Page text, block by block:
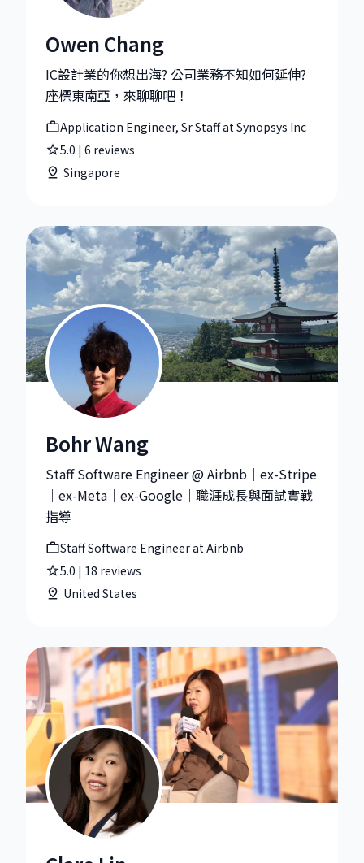
Owen Chang|Application Engineer, Sr Staff at
Owen Chang
IC設計業的你想出海? 公司業務不知如何延伸?
座標東南亞，來聊聊吧！
Application Engineer, Sr Staff at Synopsys Inc
5.0 | 6 reviews
Singapore
Bohr Wang|Staff Software Engineer at Airbnb
Bohr Wang
Staff Software Engineer @ Airbnb｜ex-Stripe
｜ex-Meta｜ex-Google｜職涯成長與面試實戰
指導
Staff Software Engineer at Airbnb
5.0 | 18 reviews
United States